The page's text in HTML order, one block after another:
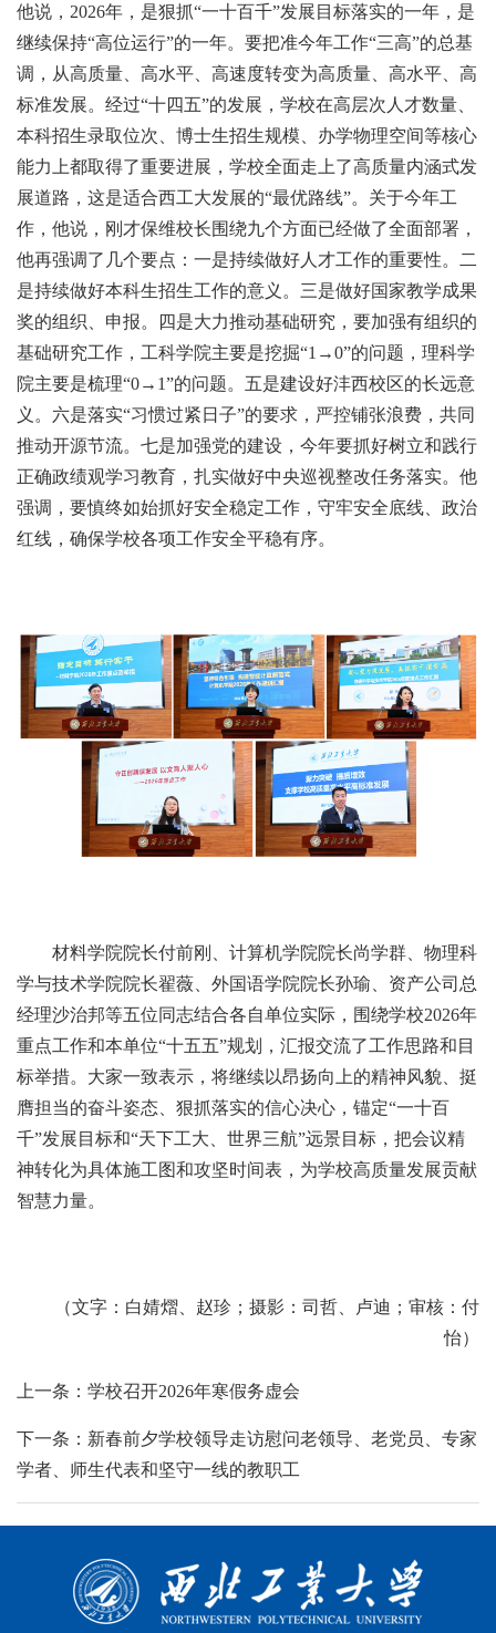
他说，2026年，是狠抓“一十百千”发展目标落实的一年，是
继续保持“高位运行”的一年。要把准今年工作“三高”的总基
调，从高质量、高水平、高速度转变为高质量、高水平、高
标准发展。经过“十四五”的发展，学校在高层次人才数量、
本科招生录取位次、博士生招生规模、办学物理空间等核心
能力上都取得了重要进展，学校全面走上了高质量内涵式发
展道路，这是适合西工大发展的“最优路线”。关于今年工
作，他说，刚才保维校长围绕九个方面已经做了全面部署，
他再强调了几个要点：一是持续做好人才工作的重要性。二
是持续做好本科生招生工作的意义。三是做好国家教学成果
奖的组织、申报。四是大力推动基础研究，要加强有组织的
基础研究工作，工科学院主要是挖掘“1→0”的问题，理科学
院主要是梳理“0→1”的问题。五是建设好沣西校区的长远意
义。六是落实“习惯过紧日子”的要求，严控铺张浪费，共同
推动开源节流。七是加强党的建设，今年要抓好树立和践行
正确政绩观学习教育，扎实做好中央巡视整改任务落实。他
强调，要慎终如始抓好安全稳定工作，守牢安全底线、政治
红线，确保学校各项工作安全平稳有序。
材料学院院长付前刚、计算机学院院长尚学群、物理科
学与技术学院院长翟薇、外国语学院院长孙瑜、资产公司总
经理沙治邦等五位同志结合各自单位实际，围绕学校2026年
重点工作和本单位“十五五”规划，汇报交流了工作思路和目
标举措。大家一致表示，将继续以昂扬向上的精神风貌、挺
膺担当的奋斗姿态、狠抓落实的信心决心，锚定“一十百
千”发展目标和“天下工大、世界三航”远景目标，把会议精
神转化为具体施工图和攻坚时间表，为学校高质量发展贡献
智慧力量。
（文字：白婧熠、赵珍；摄影：司哲、卢迪；审核：付
怡）
上一条：学校召开2026年寒假务虚会
下一条：新春前夕学校领导走访慰问老领导、老党员、专家
学者、师生代表和坚守一线的教职工